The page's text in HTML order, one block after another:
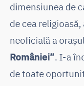
dimensiunea de
de cea
neoficială a
României”. I-a
de toate